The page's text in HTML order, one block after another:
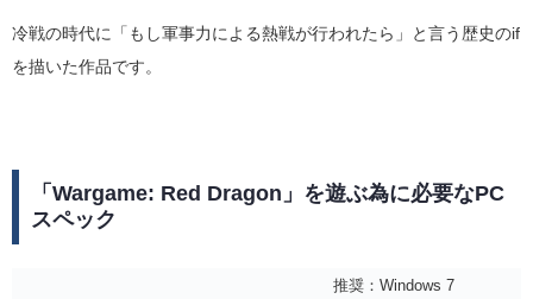
冷戦の時代に「もし軍事力による熱戦が行われたら」と言う歴史のif
を描いた作品です。
「Wargame: Red Dragon」を遊ぶ為に必要なPC
スペック
推奨：Windows 7